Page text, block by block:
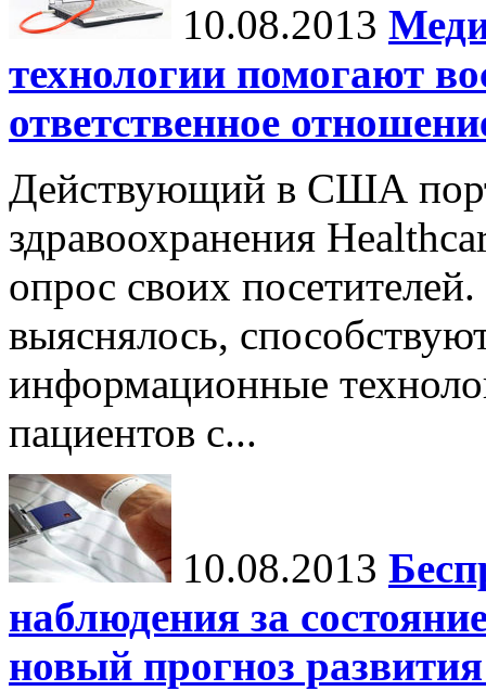
10.08.2013
технологии помогают
ответственное
Действующий в США
здравоохранения
опрос своих
выяснялось,
информационные
пациентов с...
10.08.2013
наблюдения за
новый прогноз